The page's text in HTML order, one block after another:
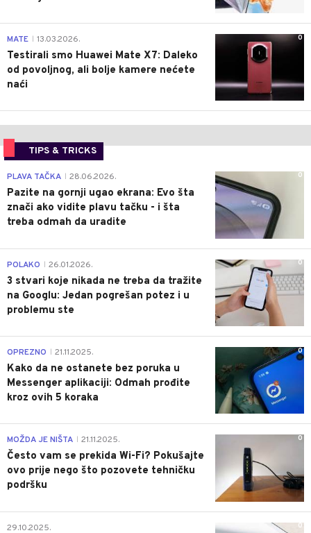
0
MATE 13.03.2026.
Testirali smo Huawei Mate X7: Daleko
od povoljnog, ali bolje kamere nećete
naći
TIPS & TRICKS
0
PLAVA TAČKA 28.06.2026.
Pazite na gornji ugao ekrana: Evo šta
znači ako vidite plavu tačku - i šta
treba odmah da uradite
0
POLAKO 26.01.2026.
3 stvari koje nikada ne treba da tražite
na Googlu: Jedan pogrešan potez i u
problemu ste
0
OPREZNO 21.11.2025.
Kako da ne ostanete bez poruka u
Messenger aplikaciji: Odmah prođite
kroz ovih 5 koraka
0
MOŽDA JE NIŠTA 21.11.2025.
Često vam se prekida Wi-Fi? Pokušajte
ovo prije nego što pozovete tehničku
podršku
0
29.10.2025.